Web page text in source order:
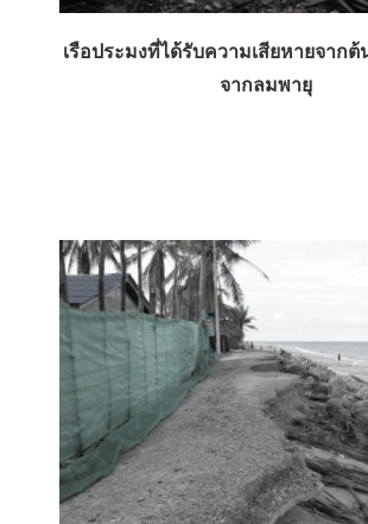
เรือประมงที่ได้รับความเสียหายจาก
จากลมพายุ